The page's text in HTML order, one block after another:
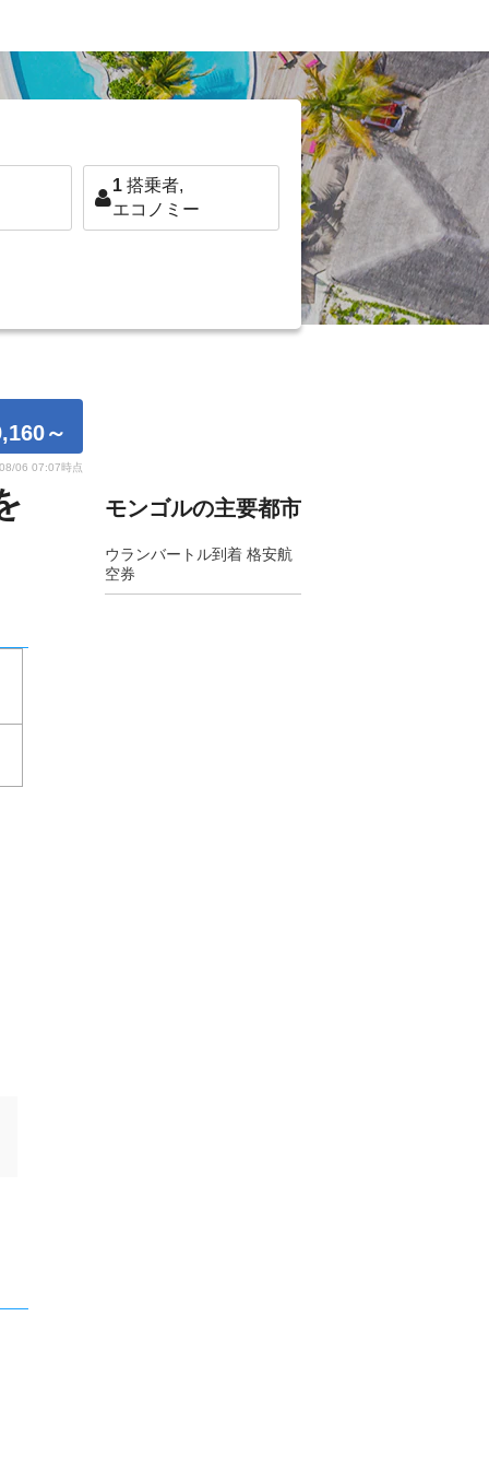
1 搭乗者,
エコノミー
～
06 07:07時点
モンゴルの主要都市
ウランバートル到着 格安航
空券